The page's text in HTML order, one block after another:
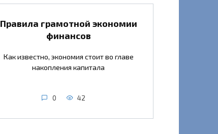
Правила грамотной экономии
финансов
Как известно, экономия стоит во главе
накопления капитала
0 42